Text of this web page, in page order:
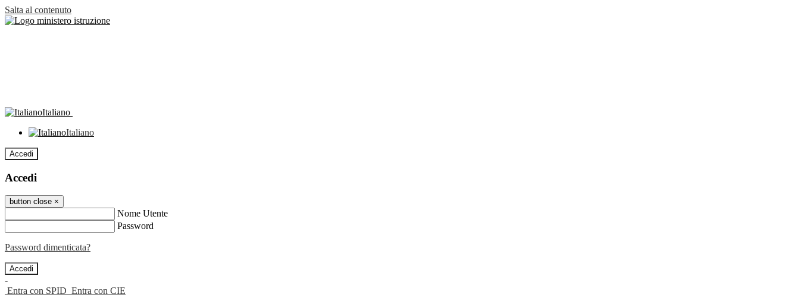
Salta al contenuto
Italiano
Italiano
Accedi
Accedi
button close ×
Nome Utente
Password
Password dimenticata?
-
Entra con SPID Entra con CIE